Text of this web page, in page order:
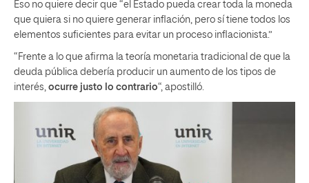
Eso no quiere decir que “el Estado pueda crear toda la moneda
que quiera si no quiere generar inflación, pero sí tiene todos los
elementos suficientes para evitar un proceso inflacionista.”
“Frente a lo que afirma la teoría monetaria tradicional de que la
deuda pública debería producir un aumento de los tipos de
interés, ocurre justo lo contrario“, apostilló.